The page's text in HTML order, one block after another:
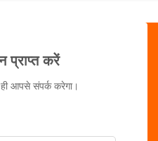
प्राप्त करें
ही आपसे संपर्क करेगा।